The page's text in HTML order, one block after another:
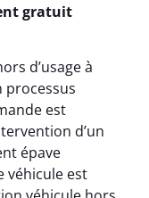
gratuit
d’usage à
processus
est
d’un
épave
véhicule est